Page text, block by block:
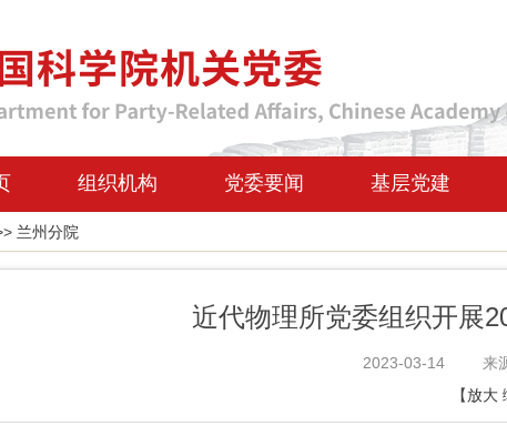
组织机构 党委要闻 基层党建
兰州分院
近代物理所党委组织开展
2023-03-14
来
【放大